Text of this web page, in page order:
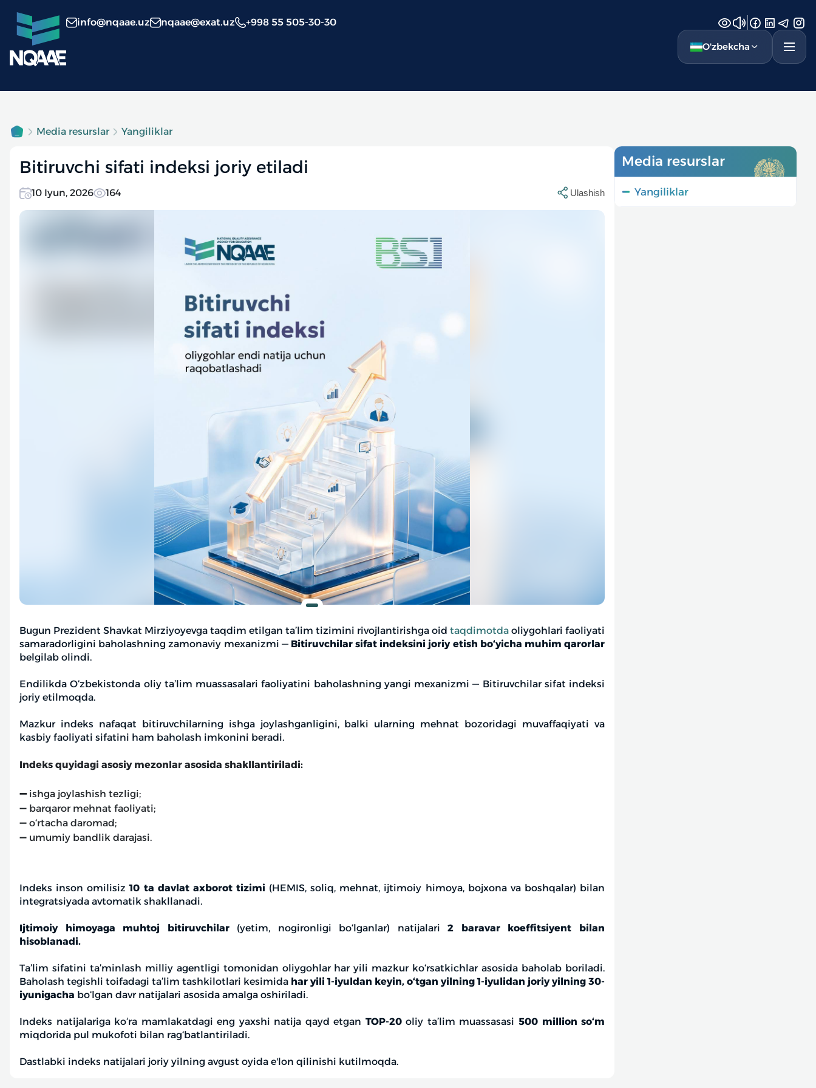
info@nqaae.uz nqaae@exat.uz +998 55 505-30-30
O'zbekcha
Media resurslar Yangiliklar
Bitiruvchi sifati indeksi joriy etiladi
10 Iyun, 2026 164 Ulashish
Bugun Prezident Shavkat Mirziyoyevga taqdim etilgan ta’lim tizimini rivojlantirishga oid taqdimotda oliygohlari faoliyati
samaradorligini baholashning zamonaviy mexanizmi — Bitiruvchilar sifat indeksini joriy etish bo‘yicha muhim qarorlar
belgilab olindi.
Endilikda O‘zbekistonda oliy ta’lim muassasalari faoliyatini baholashning yangi mexanizmi — Bitiruvchilar sifat indeksi
joriy etilmoqda.
Mazkur indeks nafaqat bitiruvchilarning ishga joylashganligini, balki ularning mehnat bozoridagi muvaffaqiyati va
kasbiy faoliyati sifatini ham baholash imkonini beradi.
Indeks quyidagi asosiy mezonlar asosida shakllantiriladi:
➖ishga joylashish tezligi;
➖ barqaror mehnat faoliyati;
➖ o‘rtacha daromad;
➖ umumiy bandlik darajasi.
Indeks inson omilisiz10 ta davlat axborot tizimi (HEMIS, soliq, mehnat, ijtimoiy himoya, bojxona va boshqalar) bilan
integratsiyada avtomatik shakllanadi.
Ijtimoiy himoyaga muhtoj bitiruvchilar(yetim, nogironligi bo‘lganlar) natijalari2 baravar koeffitsiyent bilan
hisoblanadi.
Ta’lim sifatini ta’minlash milliy agentligi tomonidan oliygohlar har yili mazkur ko‘rsatkichlar asosida baholab boriladi.
Baholash tegishli toifadagi ta’lim tashkilotlari kesimida har yili 1-iyuldan keyin, o‘tgan yilning 1-iyulidan joriy yilning 30-
iyunigacha bo‘lgan davr natijalari asosida amalga oshiriladi.
Indeks natijalariga ko‘ra mamlakatdagi eng yaxshi natija qayd etgan TOP-20oliy ta’lim muassasasi 500 million so‘m
miqdorida pul mukofoti bilan rag‘batlantiriladi.
Dastlabki indeks natijalari joriy yilning avgust oyida e'lon qilinishi kutilmoqda.
Media resurslar
Yangiliklar